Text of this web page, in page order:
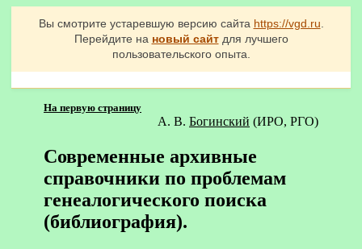
Вы смотрите устаревшую версию сайта https://vgd.ru
Перейдите на новый сайтдля лучшего
пользовательского опыта.
На первую страницу
А. В. Богинский (ИРО, РГО)
Современные архивные
справочники по проблемам
генеалогического поиска
(библиография).